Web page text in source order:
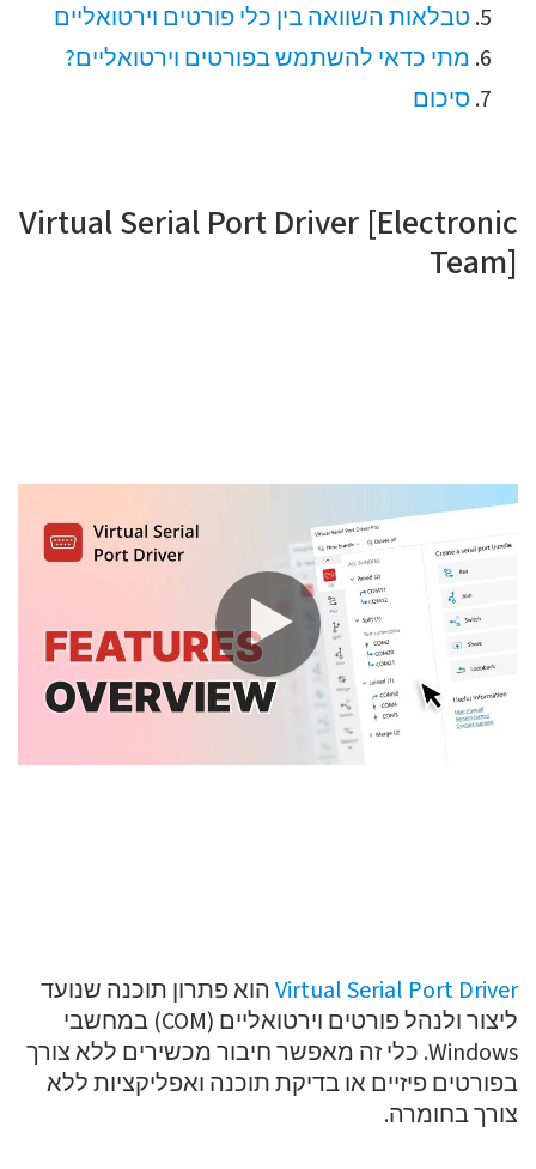
טבלאות השוואה בין כלי פורטים וירטואליים
מתי כדאי להשתמש בפורטים וירטואליים?
סיכום
Virtual Serial Port Driver [Electronic
Team]
Virtual Serial Port Driver הוא פתרון תוכנה שנועד
ליצור ולנהל פורטים וירטואליים (COM) במחשבי
Windows. כלי זה מאפשר חיבור מכשירים ללא צורך
בפורטים פיזיים או בדיקת תוכנה ואפליקציות ללא
צורך בחומרה.